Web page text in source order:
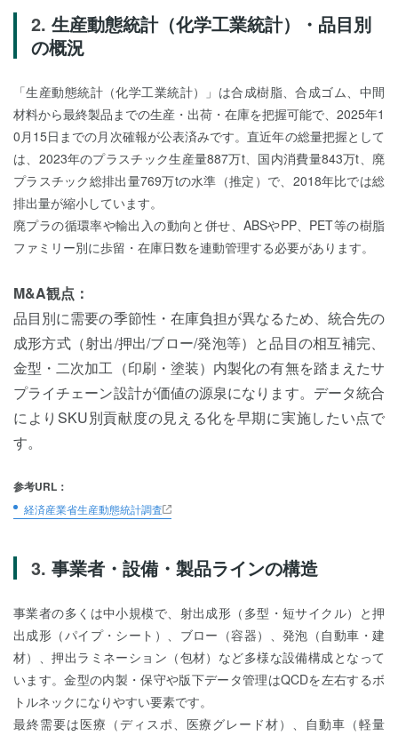
生産動態統計（化学工業統計）・品目別
の概況
「生産動態統計（化学工業統計）」は合成樹脂、合成ゴム、中間
材料から最終製品までの生産・出荷・在庫を把握可能で、2025年1
0月15日までの月次確報が公表済みです。直近年の総量把握として
は、2023年のプラスチック生産量887万t、国内消費量843万t、廃
プラスチック総排出量769万tの水準（推定）で、2018年比では総
排出量が縮小しています。
廃プラの循環率や輸出入の動向と併せ、ABSやPP、PET等の樹脂
ファミリー別に歩留・在庫日数を連動管理する必要があります。
M&A観点：
品目別に需要の季節性・在庫負担が異なるため、統合先の
成形方式（射出/押出/ブロー/発泡等）と品目の相互補完、
金型・二次加工（印刷・塗装）内製化の有無を踏まえたサ
プライチェーン設計が価値の源泉になります。データ統合
によりSKU別貢献度の見える化を早期に実施したい点で
す。
参考URL：
経済産業省生産動態統計調査
事業者・設備・製品ラインの構造
事業者の多くは中小規模で、射出成形（多型・短サイクル）と押
出成形（パイプ・シート）、ブロー（容器）、発泡（自動車・建
材）、押出ラミネーション（包材）など多様な設備構成となって
います。金型の内製・保守や版下データ管理はQCDを左右するボ
トルネックになりやすい要素です。
最終需要は医療（ディスポ、医療グレード材）、自動車（軽量